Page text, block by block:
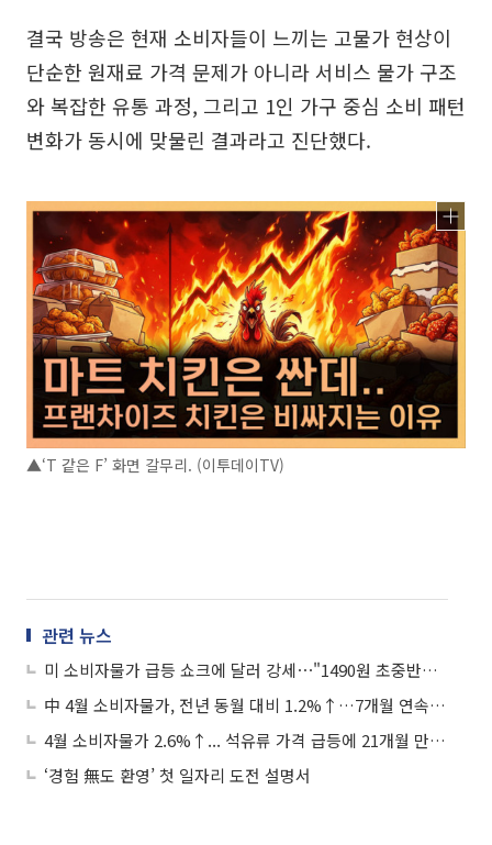
결국 방송은 현재 소비자들이 느끼는 고물가 현상이
단순한 원재료 가격 문제가 아니라 서비스 물가 구조
와 복잡한 유통 과정, 그리고 1인 가구 중심 소비 패턴
변화가 동시에 맞물린 결과라고 진단했다.
▲‘T 같은 F’ 화면 갈무리. (이투데이TV)
관련 뉴스
미 소비자물가 급등 쇼크에 달러 강세⋯"1490원 초중반서 등락"
中 4월 소비자물가, 전년 동월 대비 1.2%↑…7개월 연속 상승세
4월 소비자물가 2.6%↑... 석유류 가격 급등에 21개월 만에 '최고'
‘경험 無도 환영’ 첫 일자리 도전 설명서